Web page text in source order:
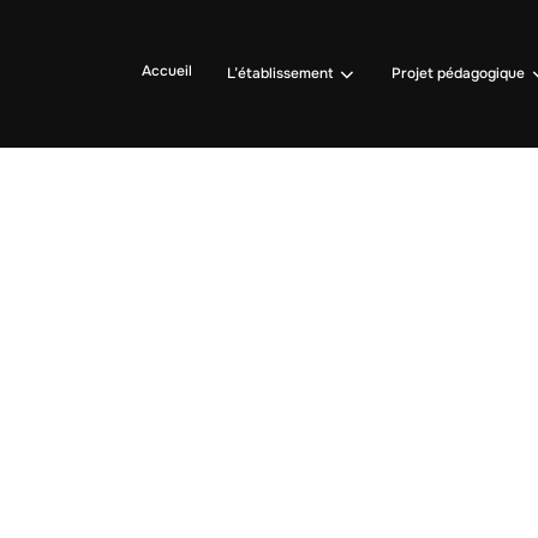
Accueil L’établissement Projet pédagogique